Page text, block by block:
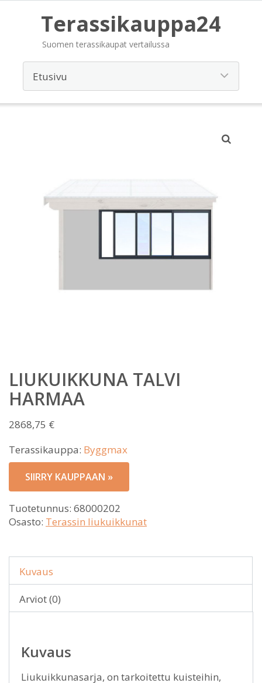
Terassikauppa24
Suomen terassikaupat vertailussa
LIUKUIKKUNA TALVI
HARMAA
2868,75 €
Terassikauppa: Byggmax
SIIRRY KAUPPAAN »
Tuotetunnus: 68000202
Osasto: Terassin liukuikkunat
Kuvaus
Arviot (0)
Kuvaus
Liukuikkunasarja, on tarkoitettu kuisteihin,